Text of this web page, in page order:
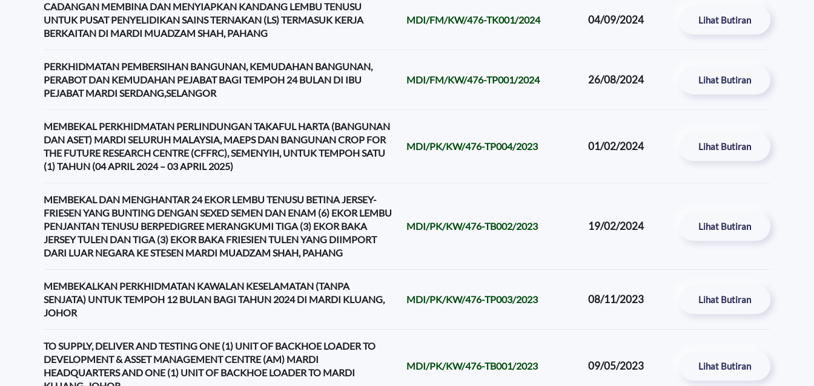
CADANGAN MEMBINA DAN MENYIAPKAN KANDANG LEMBU TENUSU
UNTUK PUSAT PENYELIDIKAN SAINS TERNAKAN (LS) TERMASUK KERJA
BERKAITAN DI MARDI MUADZAM SHAH, PAHANG
MDI/FM/KW/476-TK001/2024 04/09/2024 Lihat Butiran
PERKHIDMATAN PEMBERSIHAN BANGUNAN, KEMUDAHAN BANGUNAN,
PERABOT DAN KEMUDAHAN PEJABAT BAGI TEMPOH 24 BULAN DI IBU
PEJABAT MARDI SERDANG,SELANGOR
MDI/FM/KW/476-TP001/2024 26/08/2024 Lihat Butiran
MEMBEKAL PERKHIDMATAN PERLINDUNGAN TAKAFUL HARTA (BANGUNAN
DAN ASET) MARDI SELURUH MALAYSIA, MAEPS DAN BANGUNAN CROP FOR
THE FUTURE RESEARCH CENTRE (CFFRC), SEMENYIH, UNTUK TEMPOH SATU
(1) TAHUN (04 APRIL 2024 – 03 APRIL 2025)
MDI/PK/KW/476-TP004/2023 01/02/2024 Lihat Butiran
MEMBEKAL DAN MENGHANTAR 24 EKOR LEMBU TENUSU BETINA JERSEY-
FRIESEN YANG BUNTING DENGAN SEXED SEMEN DAN ENAM (6) EKOR LEMBU
PENJANTAN TENUSU BERPEDIGREE MERANGKUMI TIGA (3) EKOR BAKA
JERSEY TULEN DAN TIGA (3) EKOR BAKA FRIESIEN TULEN YANG DIIMPORT
DARI LUAR NEGARA KE STESEN MARDI MUADZAM SHAH, PAHANG
MDI/PK/KW/476-TB002/2023 19/02/2024 Lihat Butiran
MEMBEKALKAN PERKHIDMATAN KAWALAN KESELAMATAN (TANPA
SENJATA) UNTUK TEMPOH 12 BULAN BAGI TAHUN 2024 DI MARDI KLUANG,
JOHOR
MDI/PK/KW/476-TP003/2023 08/11/2023 Lihat Butiran
TO SUPPLY, DELIVER AND TESTING ONE (1) UNIT OF BACKHOE LOADER TO
DEVELOPMENT & ASSET MANAGEMENT CENTRE (AM) MARDI
HEADQUARTERS AND ONE (1) UNIT OF BACKHOE LOADER TO MARDI
MDI/PK/KW/476-TB001/2023 09/05/2023 Lihat Butiran